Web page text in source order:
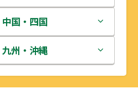
宮城県
秋田県
山形県
群馬県
埼玉県
千葉県
富山県
石川県
福井県
三重県
滋賀県
京都府
中国・四国
鳥取県
島根県
九州・沖縄
福岡県